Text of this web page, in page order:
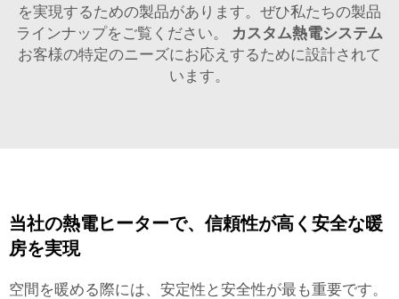
を実現するための製品があります。ぜひ私たちの製品
ラインナップをご覧ください。 カスタム熱電システム
お客様の特定のニーズにお応えするために設計されて
います。
当社の熱電ヒーターで、信頼性が高く安全な暖
房を実現
空間を暖める際には、安定性と安全性が最も重要です。